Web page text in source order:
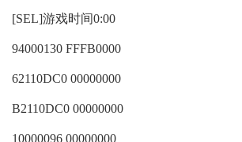
[SEL]游戏时间0:00
94000130 FFFB0000
62110DC0 00000000
B2110DC0 00000000
10000096 00000000